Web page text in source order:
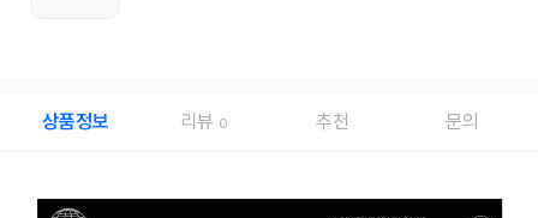
상품정보 리뷰 0 추천 문의